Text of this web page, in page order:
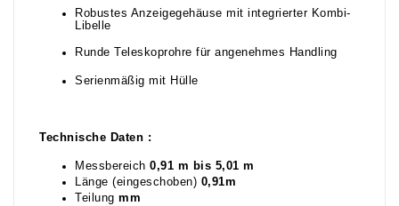
Robustes Anzeigegehäuse mit integrierter Kombi-
Libelle
Runde Teleskoprohre für angenehmes Handling
Serienmäßig mit Hülle
Technische Daten :
Messbereich 0,91 m bis 5,01 m
Länge (eingeschoben) 0,91m
Teilung mm